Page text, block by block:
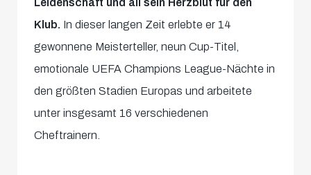
Leidenschaft und all sein Herzblut für den
Klub. In dieser langen Zeit erlebte er 14
gewonnene Meisterteller, neun Cup-Titel,
emotionale UEFA Champions League-Nächte in
den größten Stadien Europas und arbeitete
unter insgesamt 16 verschiedenen
Cheftrainern.